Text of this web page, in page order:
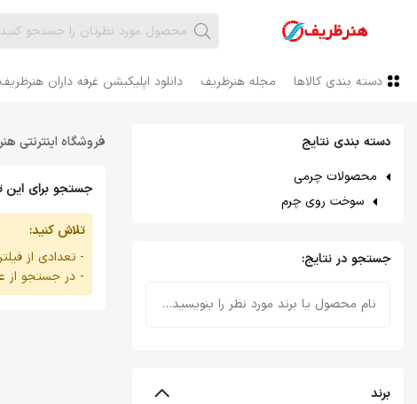
دسته بندی کالاها مجله هنرظریف دانلود اپلیکیشن غرفه داران هنرظریف
دسته بندی نتایج
محصولات چرمی
سوخت روی چرم
جستجو در نتایج:
برند
فروشگاه اینترنتی
جستجو برای این
تلاش کنید:
- تعدادی از
- در جستجو از